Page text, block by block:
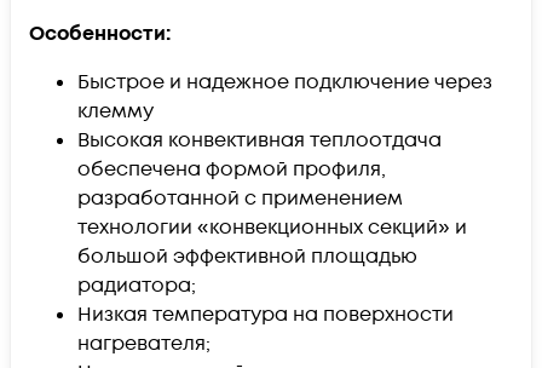
Особенности:
Быстрое и надежное подключение через
клемму
Высокая конвективная теплоотдача
обеспечена формой профиля,
разработанной с применением
технологии «конвекционных секций» и
большой эффективной площадью
радиатора;
Низкая температура на поверхности
нагревателя;